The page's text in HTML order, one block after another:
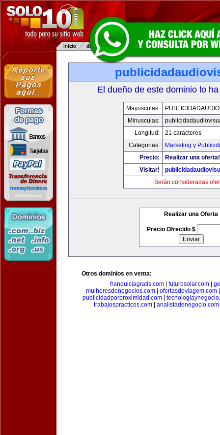
El dueño de este dominio lo
Mayusculas:
Minusculas:
Longitud:
21 caracteres
Categorias:
Marketing y
Precio:
Realizar una oferta!
Visitar!
Serán consideradas
Realizar una Oferta
Precio Ofrecido $
Otros dominios en venta:
franquiciagratis.com
futurosolar.com
mulheresdenegocios.com
ofertasdeviagem.com
publicidadporproximidad.com|
trabajospracticos.com| analistadenegocio.com